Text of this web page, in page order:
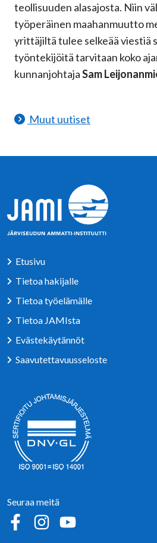
teollisuuden alasajosta. Niin
työperäinen maahanmuutto
yrittäjiltä tulee selkeää viestiä
työntekijöitä tarvitaan koko
kunnanjohtajaSam
Muut uutiset
Etusivu
Tietoa hakijalle
Tietoa työelämälle
Tietoa JAMIsta
Evästekäytännöt
Saavutettavuusseloste
Seuraa meitä
Sosiaalinen media: facebook
Sosiaalinen media: instagram
Sosiaalinen media: